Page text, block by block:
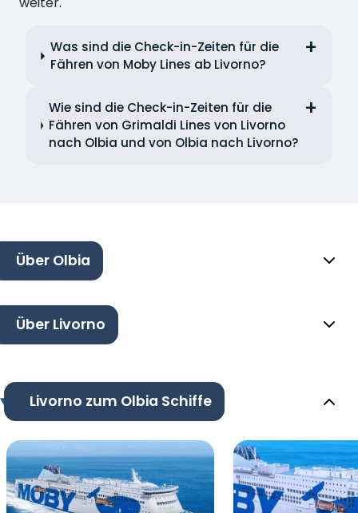
Was sind die Check-in-Zeiten für die
Fähren von Moby Lines ab Livorno?
Wie sind die Check-in-Zeiten für die
Fähren von Grimaldi Lines von Livorno
nach Olbia und von Olbia nach Livorno?
Über Olbia
Über Livorno
Livorno zum Olbia Schiffe